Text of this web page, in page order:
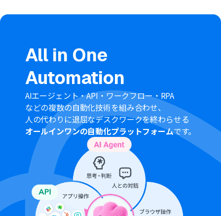
All in One
Automation
AIエージェント・API・ワークフロー・RPA
などの複数の自動化技術を組み合わせ、
人の代わりに退屈なデスクワークを終わらせる
オールインワンの自動化プラットフォームです。